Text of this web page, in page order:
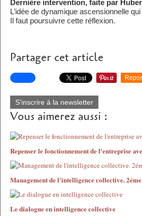
Dernière intervention, faite par
L’idée de dynamique ascensionnelle
Il faut poursuivre cette réflexion.
Partager cet article
S'inscrire à la newsletter
Vous aimerez aussi :
Repenser le fonctionnement de l'entreprise
Management de l'intelligence collective.
Le dialogue en intelligence collective